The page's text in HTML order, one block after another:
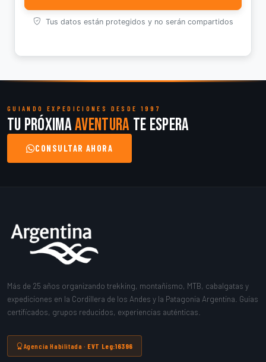
Tus datos están protegidos y no serán compartidos
GUIANDO EXPEDICIONES DESDE 1997
Tu próximaaventura te espera
CONSULTAR AHORA
Más de 25 años organizando trekking, montañismo, MTB, cabalgatas y
expediciones en la Cordillera de los Andes y la Patagonia Argentina. Guías
certificados, grupos reducidos, experiencias auténticas.
Agencia Habilitada · EVT Leg:16396